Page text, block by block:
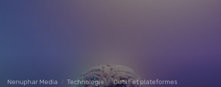
Nenuphar Media Technologie Outils et plateformes